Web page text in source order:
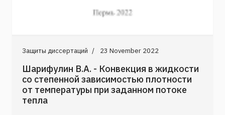
Защиты диссертаций 23 November 2022
Шарифулин В.А. - Конвекция в жидкости
со степенной зависимостью плотности
от температуры при заданном потоке
тепла